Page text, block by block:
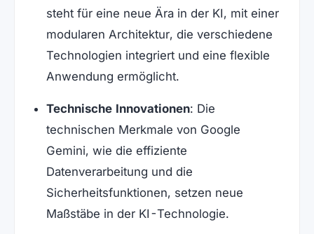
steht für eine neue Ära in der KI, mit einer
modularen Architektur, die verschiedene
Technologien integriert und eine flexible
Anwendung ermöglicht.
Technische Innovationen: Die
technischen Merkmale von Google
Gemini, wie die effiziente
Datenverarbeitung und die
Sicherheitsfunktionen, setzen neue
Maßstäbe in der KI-Technologie.